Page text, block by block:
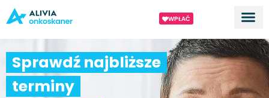
WPŁAĆ
Sprawdź najbliższe
terminy